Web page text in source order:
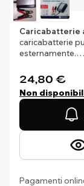
Caricabatterie
caricabatterie
esternamente.…
24,80 €
Non
Pagamenti